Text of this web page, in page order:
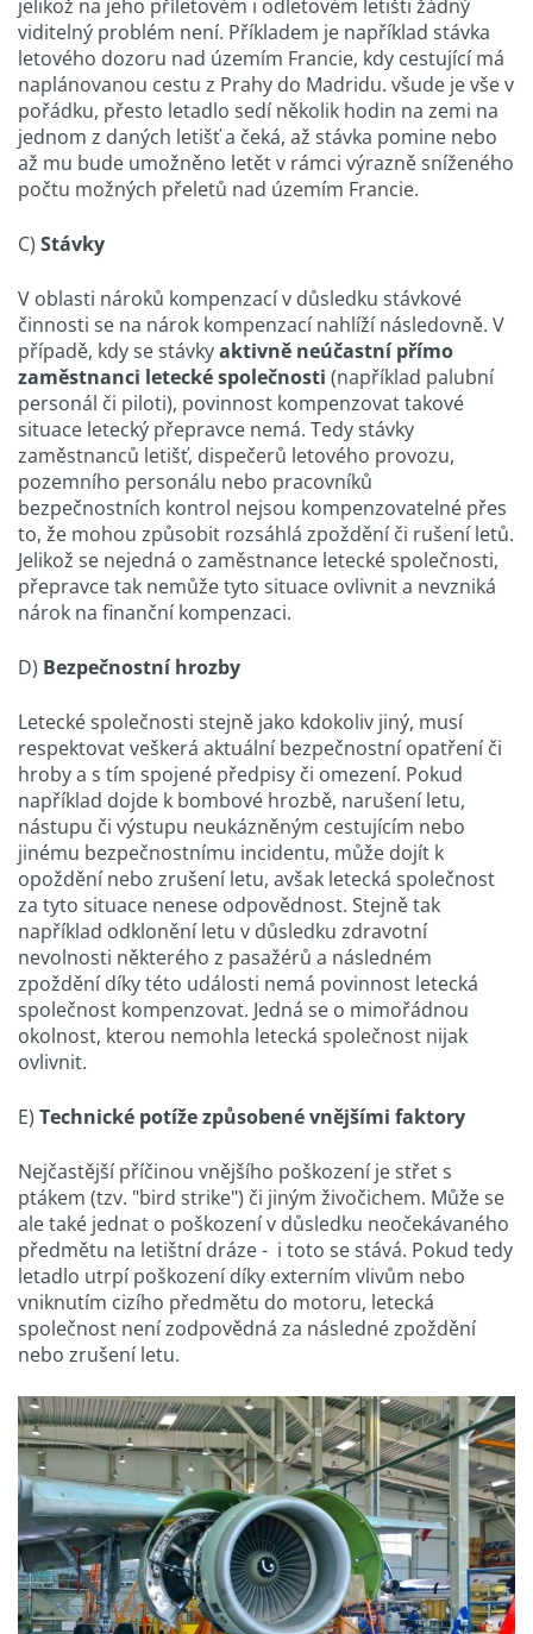
jelikož na jeho příletovém i odletovém letišti žádný
viditelný problém není. Příkladem je například stávka
letového dozoru nad územím Francie, kdy cestující má
naplánovanou cestu z Prahy do Madridu. všude je vše v
pořádku, přesto letadlo sedí několik hodin na zemi na
jednom z daných letišť a čeká, až stávka pomine nebo
až mu bude umožněno letět v rámci výrazně sníženého
počtu možných přeletů nad územím Francie.
C) Stávky
V oblasti nároků kompenzací v důsledku stávkové
činnosti se na nárok kompenzací nahlíží následovně. V
případě, kdy se stávkyaktivně neúčastní přímo
zaměstnanci letecké společnosti (například palubní
personál či piloti), povinnost kompenzovat takové
situace letecký přepravce nemá. Tedy stávky
zaměstnanců letišť, dispečerů letového provozu,
pozemního personálu nebo pracovníků
bezpečnostních kontrol nejsou kompenzovatelné přes
to, že mohou způsobit rozsáhlá zpoždění či rušení letů.
Jelikož se nejedná o zaměstnance letecké společnosti,
přepravce tak nemůže tyto situace ovlivnit a nevzniká
nárok na finanční kompenzaci.
D) Bezpečnostní hrozby
Letecké společnosti stejně jako kdokoliv jiný, musí
respektovat veškerá aktuální bezpečnostní opatření či
hroby a s tím spojené předpisy či omezení. Pokud
například dojde k bombové hrozbě, narušení letu,
nástupu či výstupu neukázněným cestujícím nebo
jinému bezpečnostnímu incidentu, může dojít k
opoždění nebo zrušení letu, avšak letecká společnost
za tyto situace nenese odpovědnost. Stejně tak
například odklonění letu v důsledku zdravotní
nevolnosti některého z pasažérů a následném
zpoždění díky této události nemá povinnost letecká
společnost kompenzovat. Jedná se o mimořádnou
okolnost, kterou nemohla letecká společnost nijak
ovlivnit.
E) Technické potíže způsobené vnějšími faktory
Nejčastější příčinou vnějšího poškození je střet s
ptákem (tzv. "bird strike") či jiným živočichem. Může se
ale také jednat o poškození v důsledku neočekávaného
předmětu na letištní dráze - i toto se stává. Pokud tedy
letadlo utrpí poškození díky externím vlivům nebo
vniknutím cizího předmětu do motoru, letecká
společnost není zodpovědná za následné zpoždění
nebo zrušení letu.